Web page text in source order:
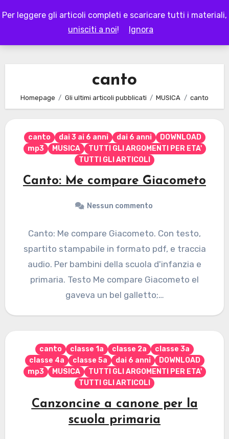
Per leggere gli articoli completi e scaricare tutti i materiali,
unisciti a noi! Ignora
to
LAPAPPADOLCE
canto
Homepage Gli ultimi articoli pubblicati MUSICA canto
canto dai 3 ai 6 anni dai 6 anni
DOWNLOAD
mp3
MUSICA
TUTTI GLI ARGOMENTI PER ETA'
TUTTI GLI ARTICOLI
Canto: Me compare Giacometo
Nessun commento
Canto: Me compare Giacometo. Con testo,
spartito stampabile in formato pdf, e traccia
audio. Per bambini della scuola d'infanzia e
primaria. Testo Me compare Giacometo el
gaveva un bel galletto;…
canto classe 1a classe 2a
classe 3a
classe 4a
classe 5a dai 6 anni
DOWNLOAD
mp3
MUSICA
TUTTI GLI ARGOMENTI PER ETA'
TUTTI GLI ARTICOLI
Canzoncine a canone per la
scuola primaria